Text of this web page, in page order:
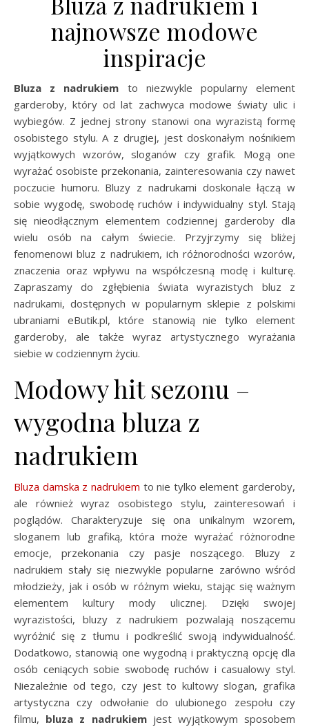
najnowsze modowe
inspiracje
Bluza z nadrukiem to niezwykle popularny element
garderoby, który od lat zachwyca modowe światy ulic i
wybiegów. Z jednej strony stanowi ona wyrazistą formę
osobistego stylu. A z drugiej, jest doskonałym nośnikiem
wyjątkowych wzorów, sloganów czy grafik. Mogą one
wyrażać osobiste przekonania, zainteresowania czy nawet
poczucie humoru. Bluzy z nadrukami doskonale łączą w
sobie wygodę, swobodę ruchów i indywidualny styl. Stają
się nieodłącznym elementem codziennej garderoby dla
wielu osób na całym świecie. Przyjrzymy się bliżej
fenomenowi bluz z nadrukiem, ich różnorodności wzorów,
znaczenia oraz wpływu na współczesną modę i kulturę.
Zapraszamy do zgłębienia świata wyrazistych bluz z
nadrukami, dostępnych w popularnym sklepie z polskimi
ubraniami eButik.pl, które stanowią nie tylko element
garderoby, ale także wyraz artystycznego wyrażania
siebie w codziennym życiu.
Modowy hit sezonu –
wygodna bluza z
nadrukiem
Bluza damska z nadrukiem to nie tylko element garderoby,
ale również wyraz osobistego stylu, zainteresowań i
poglądów. Charakteryzuje się ona unikalnym wzorem,
sloganem lub grafiką, która może wyrażać różnorodne
emocje, przekonania czy pasje noszącego. Bluzy z
nadrukiem stały się niezwykle popularne zarówno wśród
młodzieży, jak i osób w różnym wieku, stając się ważnym
elementem kultury mody ulicznej. Dzięki swojej
wyrazistości, bluzy z nadrukiem pozwalają noszącemu
wyróżnić się z tłumu i podkreślić swoją indywidualność.
Dodatkowo, stanowią one wygodną i praktyczną opcję dla
osób ceniących sobie swobodę ruchów i casualowy styl.
Niezależnie od tego, czy jest to kultowy slogan, grafika
artystyczna czy odwołanie do ulubionego zespołu czy
filmu, bluza z nadrukiemjest wyjątkowym sposobem